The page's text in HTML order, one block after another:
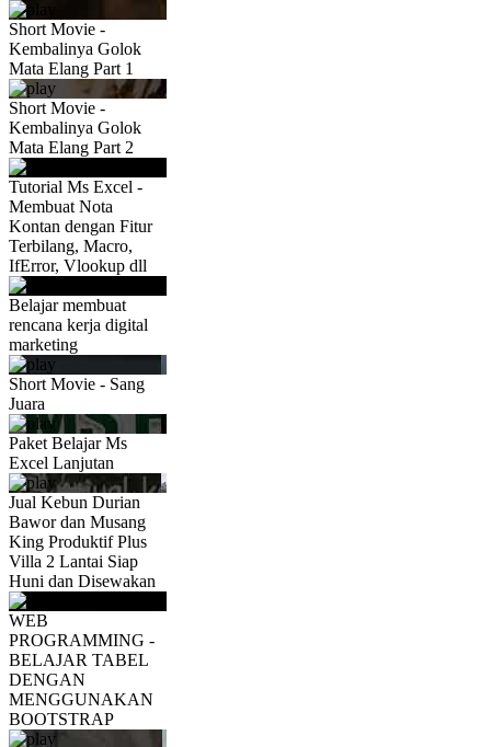
Short Movie -
Kembalinya Golok
Mata Elang Part 1
Short Movie -
Kembalinya Golok
Mata Elang Part 2
Tutorial Ms Excel -
Membuat Nota
Kontan dengan Fitur
Terbilang, Macro,
IfError, Vlookup dll
Belajar membuat
rencana kerja digital
marketing
Short Movie - Sang
Juara
Paket Belajar Ms
Excel Lanjutan
Jual Kebun Durian
Bawor dan Musang
King Produktif Plus
Villa 2 Lantai Siap
Huni dan Disewakan
WEB
PROGRAMMING -
BELAJAR TABEL
DENGAN
MENGGUNAKAN
BOOTSTRAP